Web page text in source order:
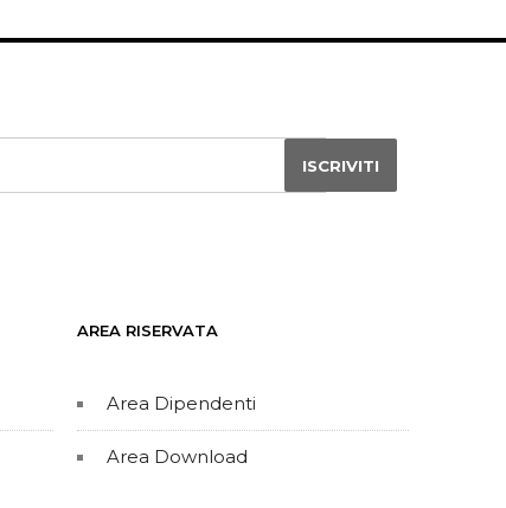
AREA RISERVATA
Area Dipendenti
Area Download